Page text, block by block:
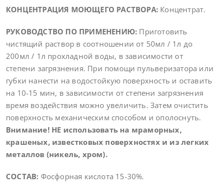
КОНЦЕНТРАЦИЯ МОЮЩЕГО РАСТВОРА: Концентрат.
РУКОВОДСТВО ПО ПРИМЕНЕНИЮ: Приготовить
чистящий раствор в соотношении от 50мл / 1л до
200мл / 1л прохладной воды, в зависимости от
степени загрязнения. При помощи пульверизатора или
губки нанести на водостойкую поверхность и оставить
на 10-15 мин, в зависимости от степени загрязнения
время воздействия можно увеличить. Затем очистить
поверхность механическим способом и ополоснуть.
Внимание! НЕ использовать на мраморных,
крашеных, известковых поверхностях и из легких
металлов (никель, хром).
СОСТАВ: Фосфорная кислота 15-30%.